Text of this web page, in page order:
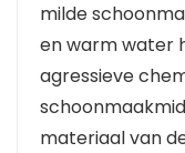
milde
en warm water
agressieve
materiaal van